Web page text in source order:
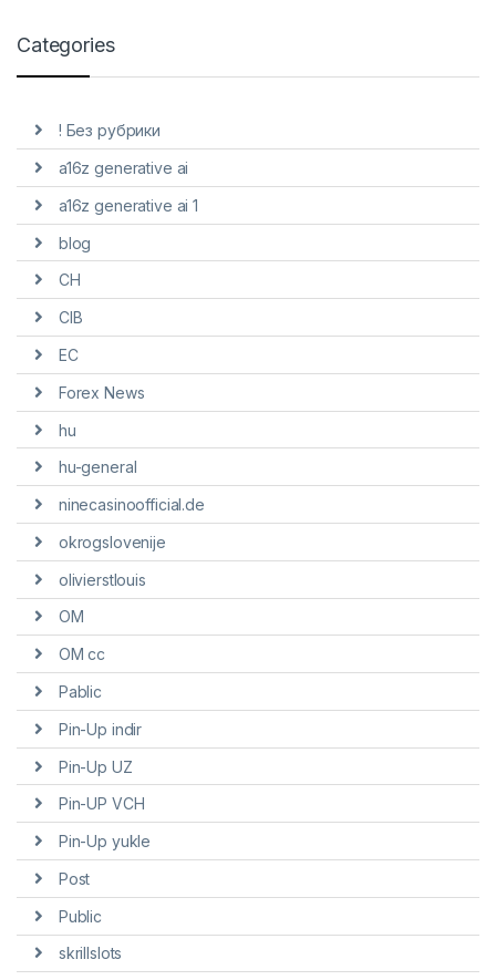
Categories
! Без рубрики
a16z generative ai
a16z generative ai 1
blog
CH
CIB
EC
Forex News
hu
hu-general
ninecasinoofficial.de
okrogslovenije
olivierstlouis
OM
OM cc
Pablic
Pin-Up indir
Pin-Up UZ
Pin-UP VCH
Pin-Up yukle
Post
Public
skrillslots